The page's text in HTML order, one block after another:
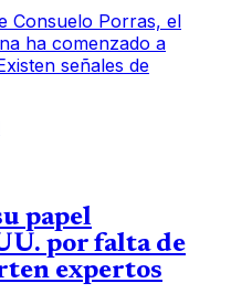
Consuelo Porras, el
ha comenzado a
señales de
papel
por falta de
expertos